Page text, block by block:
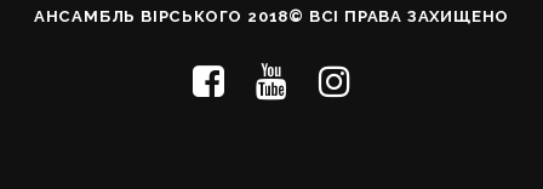
АНСАМБЛЬ ВІРСЬКОГО 2018© ВСІ ПРАВА ЗАХИЩЕНО